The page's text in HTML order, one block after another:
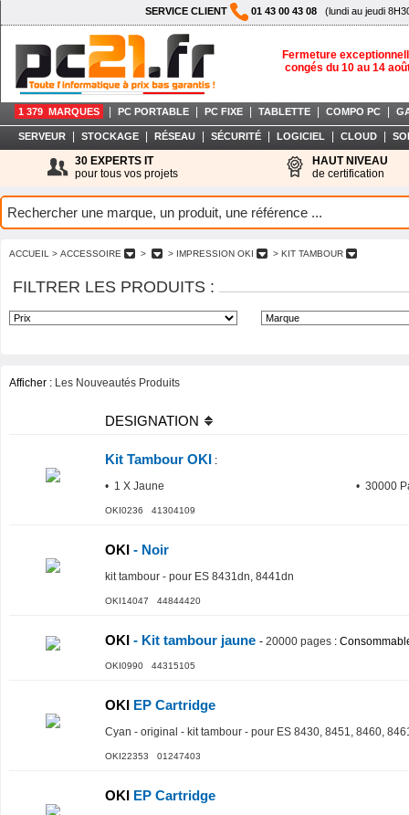
SERVICE CLIENT 01 43 00 43 08 (lundi au jeudi
Fermeture
congés du 10 au 14
1 379 MARQUES PC PORTABLE PC FIXE TABLETTE COMPO PC
SERVEUR STOCKAGE RÉSEAU SÉCURITÉ LOGICIEL CLOUD
30 EXPERTS IT
pour tous vos projets
HAUT NIVEAU
de certification
ACCUEIL > ACCESSOIRE > > IMPRESSION OKI > KIT TAMBOUR
FILTRER LES PRODUITS :
Afficher : Les Nouveautés Produits
DESIGNATION
Kit Tambour OKI :
• 1 X Jaune
• 30000
OKI0236 41304109
OKI - Noir
kit tambour - pour ES 8431dn, 8441dn
OKI14047 44844420
OKI - Kit tambour jaune - 20000 pages :
OKI0990 44315105
OKI EP Cartridge
Cyan - original - kit tambour - pour ES 8430, 8451, 8460,
OKI22353 01247403
OKI EP Cartridge